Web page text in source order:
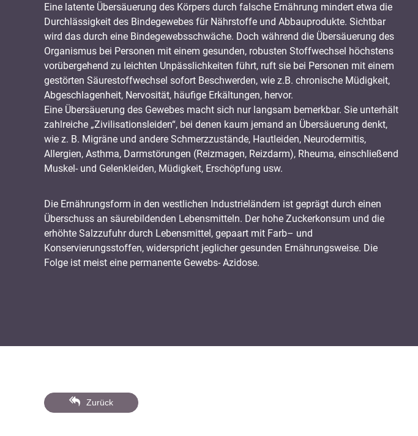
Eine latente Übersäuerung des Körpers durch falsche Ernährung mindert etwa die
Durchlässigkeit des Bindegewebes für Nährstoffe und Abbauprodukte. Sichtbar
wird das durch eine Bindegewebsschwäche. Doch während die Übersäuerung des
Organismus bei Personen mit einem gesunden, robusten Stoffwechsel höchstens
vorübergehend zu leichten Unpässlichkeiten führt, ruft sie bei Personen mit einem
gestörten Säurestoffwechsel sofort Beschwerden, wie z.B. chronische Müdigkeit,
Abgeschlagenheit, Nervosität, häufige Erkältungen, hervor.
Eine Übersäuerung des Gewebes macht sich nur langsam bemerkbar. Sie unterhält
zahlreiche „Zivilisationsleiden“, bei denen kaum jemand an Übersäuerung denkt,
wie z. B. Migräne und andere Schmerzzustände, Hautleiden, Neurodermitis,
Allergien, Asthma, Darmstörungen (Reizmagen, Reizdarm), Rheuma, einschließend
Muskel- und Gelenkleiden, Müdigkeit, Erschöpfung usw.
Die Ernährungsform in den westlichen Industrieländern ist geprägt durch einen
Überschuss an säurebildenden Lebensmitteln. Der hohe Zuckerkonsum und die
erhöhte Salzzufuhr durch Lebensmittel, gepaart mit Farb– und
Konservierungsstoffen, widerspricht jeglicher gesunden Ernährungsweise. Die
Folge ist meist eine permanente Gewebs- Azidose.
Zurück